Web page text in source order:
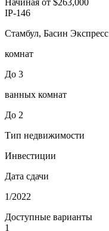
IP-146
Стамбул, Басин Экспресс
комнат
До 3
ванных комнат
До 2
Тип недвижимости
Инвестиции
Дата сдачи
1/2022
Доступные варианты
1